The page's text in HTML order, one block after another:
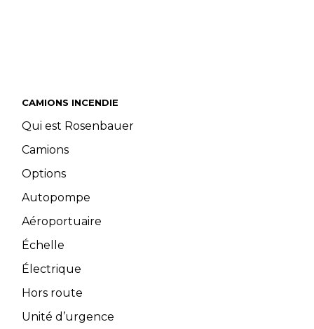
CAMIONS INCENDIE
Qui est Rosenbauer
Camions
Options
Autopompe
Aéroportuaire
Échelle
Électrique
Hors route
Unité d’urgence